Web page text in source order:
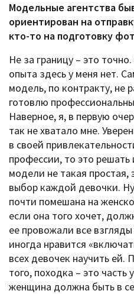
Модельные агентства
ориентирован на
кто-то на подготовку
Не за границу – это
опыта здесь у меня нет.
модель, по контракту, не
готовлю
Наверное, я, в первую
так не хватало мне.
в своей
профессии, то это
модели не такая
выбор каждой девочки.
почти помешана на
если она того хочет,
ее провожали все
иногда нравится
всех девочек научить ей.
того, походка – это часть
женщина должна быть в